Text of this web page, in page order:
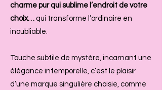
charme pur qui sublime l’endroit de votre
choix… qui transforme l’ordinaire en
inoubliable.
Touche subtile de mystère, incarnant une
élégance intemporelle, c’est le plaisir
d’une marque singulière choisie, comme